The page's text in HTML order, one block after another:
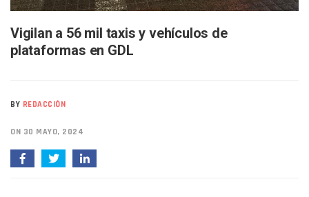
Centro De Autismo Es Un Parteaguas Para Vallarta Y
Jóvenes En Movimiento Jalisco Renueva Su Dirigencia
En PV Encabezan Preferencias Morena Y Juan Carlos
Vigilan a 56 mil taxis y vehículos de
plataformas en GDL
BY REDACCIÓN
ON 30 MAYO, 2024